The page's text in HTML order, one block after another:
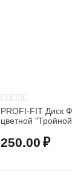
PROFI-FIT Диск
250.00 ₽